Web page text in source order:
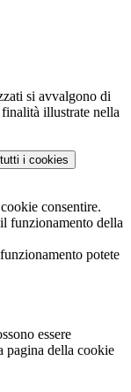
si avvalgono di
illustrate nella
i cookies
consentire.
funzionamento della
potete
essere
pagina della cookie